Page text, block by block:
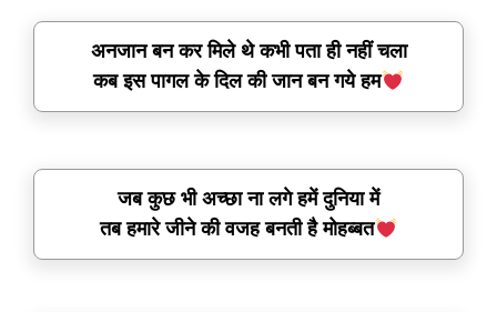
अनजान बन कर मिले थे कभी पता ही नहीं चला
कब इस पागल के दिल की जान बन गये हम
जब कुछ भी अच्छा ना लगे हमें दुनिया में
तब हमारे जीने की वजह बनती है मोहब्बत